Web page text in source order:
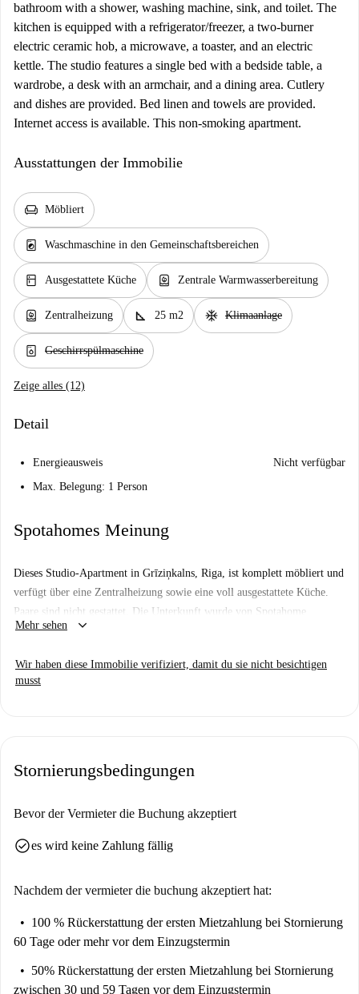
bathroom with a shower, washing machine, sink, and toilet. The
kitchen is equipped with a refrigerator/freezer, a two-burner
electric ceramic hob, a microwave, a toaster, and an electric
kettle. The studio features a single bed with a bedside table, a
wardrobe, a desk with an armchair, and a dining area. Cutlery
and dishes are provided. Bed linen and towels are provided.
Internet access is available. This non-smoking apartment.
Ausstattungen der Immobilie
chair Möbliert
local_laundry_service Waschmaschine in den Gemeinschaftsbereichen
kitchen Ausgestattete Küche water_heater Zentrale Warmwasserbereitung
water_heater Zentralheizung square_foot 25 m2 ac_unit Klimaanlage
dishwasher_gen Geschirrspülmaschine
Zeige alles (12)
Detail
Energieausweis
Nicht verfügbar
Max. Belegung: 1 Person
Spotahomes Meinung
Dieses Studio-Apartment in Grīziņkalns, Riga, ist komplett möbliert und
verfügt über eine Zentralheizung sowie eine voll ausgestattete Küche.
Paare sind nicht gestattet. Die Unterkunft wurde von Spotahome
persönlich geprüft, um höchste Qualitätsstandards zu gewährleisten.
nahegelegenen Sehenswürdigkeiten zählen die internationalen Geschäfte
Mehr sehen keyboard_arrow_down
Wir haben diese Immobilie verifiziert, damit du sie nicht besichtigen
musst
Stornierungsbedingungen
Bevor der Vermieter die Buchung akzeptiert
check_circlees wird keine Zahlung fällig
Nachdem der vermieter die buchung akzeptiert hat:
100 % Rückerstattung der ersten Mietzahlung bei Stornierung
60 Tage oder mehr vor dem Einzugstermin
50% Rückerstattung der ersten Mietzahlung bei Stornierung
zwischen 30 und 59 Tagen vor dem Einzugstermin